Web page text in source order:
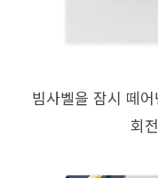
빔사벨을 잠시 떼
회